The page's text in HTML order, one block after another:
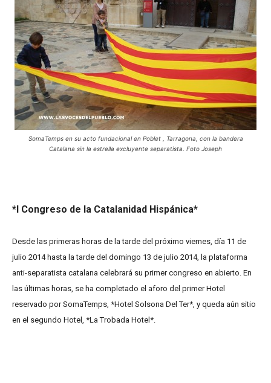
SomaTemps en su acto fundacional en Poblet , Tarragona, con la bandera
Catalana sin la estrella excluyente separatista. Foto Joseph
*I Congreso de la Catalanidad Hispánica*
Desde las primeras horas de la tarde del próximo viernes, día 11 de
julio 2014 hasta la tarde del domingo 13 de julio 2014, la plataforma
anti-separatista catalana celebrará su primer congreso en abierto. En
las últimas horas, se ha completado el aforo del primer Hotel
reservado por SomaTemps, *Hotel Solsona Del Ter*, y queda aún sitio
en el segundo Hotel, *La Trobada Hotel*.